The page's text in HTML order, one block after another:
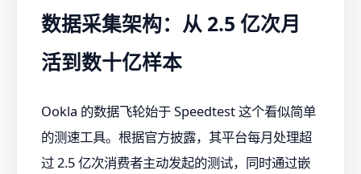
数据采集架构：从 2.5 亿次月
活到数十亿样本
Ookla 的数据飞轮始于 Speedtest 这个看似简单
的测速工具。根据官方披露，其平台每月处理超
过 2.5 亿次消费者主动发起的测试，同时通过嵌